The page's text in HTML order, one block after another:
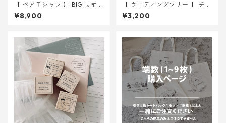
【 ペアＴシャツ 】 BIG 長袖Ｔ
シャツ
¥8,900
【 ウェディングツリー 】 チュ
ーリップ A4サイズ 用紙のみ
｜ 結婚式 ウェディング
¥3,200